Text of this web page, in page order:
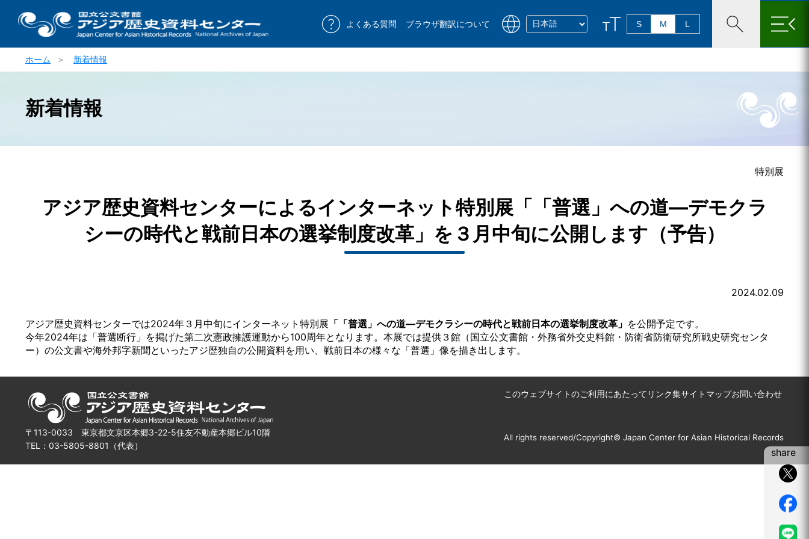
よくある質問 ブラウザ翻訳について S M L
×
ホーム ＞ 新着情報
新着情報
特別展
アジア歴史資料センターによるインターネット特別展「「普選」への道―デモクラ
シーの時代と戦前日本の選挙制度改革」を３月中旬に公開します（予告）
2024.02.09
アジア歴史資料センターでは2024年３月中旬にインターネット特別展 「「普選」への道―デモクラシーの時代と戦前日本の選挙制度改革」 を公開予定です。
今年2024年は「普選断行」を掲げた第二次憲政擁護運動から100周年となります。本展では提供３館（国立公文書館・外務省外交史料館・防衛省防衛研究所戦史研究センタ
ー）の公文書や海外邦字新聞といったアジ歴独自の公開資料を用い、戦前日本の様々な「普選」像を描き出します。
〒113-0033 東京都文京区本郷3-22-5住友不動産本郷ビル10階
TEL：03-5805-8801（代表）
このウェブサイトのご利用にあたって リンク集サイトマップお問い合わせ
All rights reserved/Copyright© Japan Center for Asian Historical Records
share